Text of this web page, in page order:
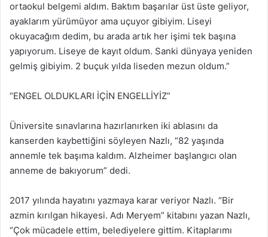
ortaokul belgemi aldım. Baktım başarılar üst üste geliyor,
ayaklarım yürümüyor ama uçuyor gibiyim. Liseyi
okuyacağım dedim, bu arada artık her işimi tek başına
yapıyorum. Liseye de kayıt oldum. Sanki dünyaya yeniden
gelmiş gibiyim. 2 buçuk yılda liseden mezun oldum.”
“ENGEL OLDUKLARI İÇİN ENGELLİYİZ”
Üniversite sınavlarına hazırlanırken iki ablasını da
kanserden kaybettiğini söyleyen Nazlı, “82 yaşında
annemle tek başıma kaldım. Alzheimer başlangıcı olan
anneme de bakıyorum” dedi.
2017 yılında hayatını yazmaya karar veriyor Nazlı. “Bir
azmin kırılgan hikayesi. Adı Meryem” kitabını yazan Nazlı,
“Çok mücadele ettim, belediyelere gittim. Kitaplarımı